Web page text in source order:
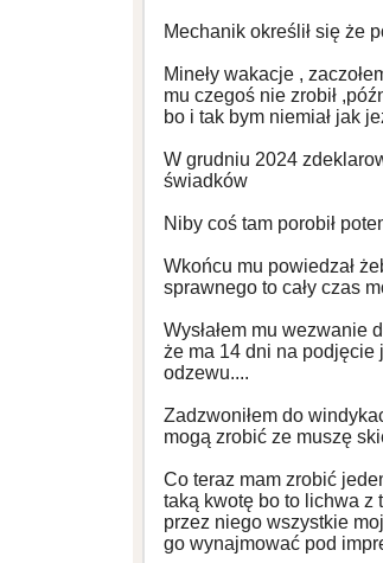
Mechanik określił się że
Mineły wakacje ,
mu czegoś nie zrobił
bo i tak bym niemiał jak
W grudniu 2024
świadków
Niby coś tam porobił
Wkońcu mu powiedzał
sprawnego to cały czas
Wysłałem mu wezwanie
że ma 14 dni na podjęcie
odzewu....
Zadzwoniłem do
mogą zrobić ze muszę
Co teraz mam zrobić
taką kwotę bo to lichwa z
przez niego wszystkie
go wynajmować pod